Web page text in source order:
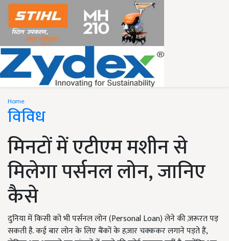
Home
विविध
मिनटों में एटीएम मशीन से
मिलेगा पर्सनल लोन, जानिए
कैसे
दुनिया में किसी को भी पर्सनल लोन (Personal Loan) लेने की ज़रूरत पड़
सकती है. कई बार लोन के लिए बैंकों के हज़ार चक्ककर लगाने पड़ते हैं,